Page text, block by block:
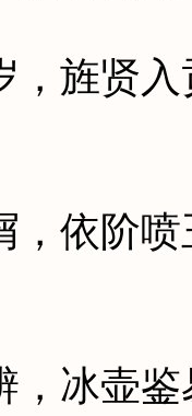
旌贤入
依阶喷
冰壶鉴